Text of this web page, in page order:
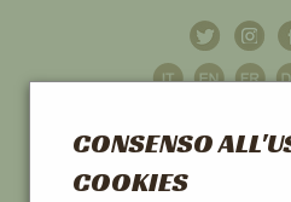
CONSENSO
COOKIES